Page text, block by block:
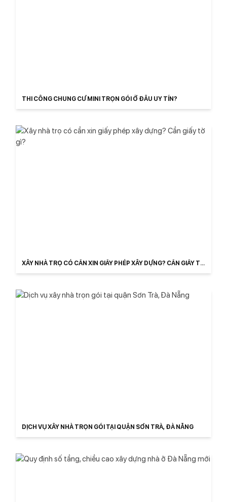
THI CÔNG CHUNG CƯ MINI TRỌN GÓI Ở ĐÂU UY TÍN?
XÂY NHÀ TRỌ CÓ CẦN XIN GIẤY PHÉP XÂY DỰNG? CẦN GIẤY TỜ
DỊCH VỤ XÂY NHÀ TRỌN GÓI TẠI QUẬN SƠN TRÀ, ĐÀ NẴNG